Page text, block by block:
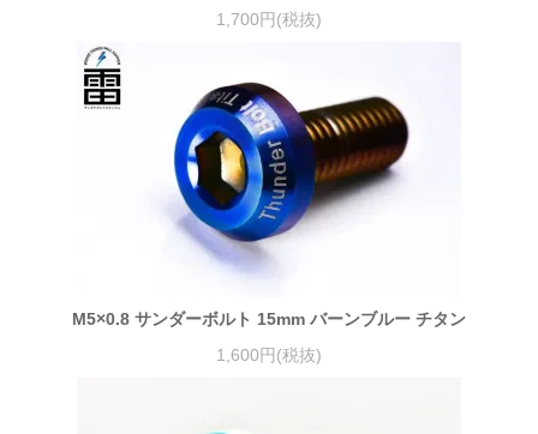
1,700円(税抜)
M5×0.8 サンダーボルト 15mm バーンブルー チタン
1,600円(税抜)